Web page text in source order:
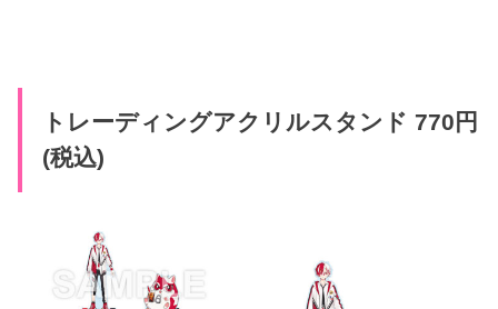
トレーディングアクリルスタンド 770円
(税込)